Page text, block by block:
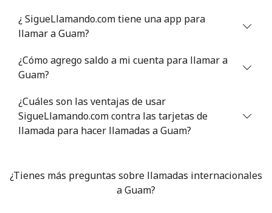
¿ SigueLlamando.com tiene una app para
llamar a Guam?
¿Cómo agrego saldo a mi cuenta para llamar a
Guam?
¿Cuáles son las ventajas de usar
SigueLlamando.com contra las tarjetas de
llamada para hacer llamadas a Guam?
¿Tienes más preguntas sobre llamadas internacionales
a Guam?